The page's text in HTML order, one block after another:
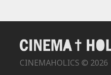
CINEMAHOLICS © 2026